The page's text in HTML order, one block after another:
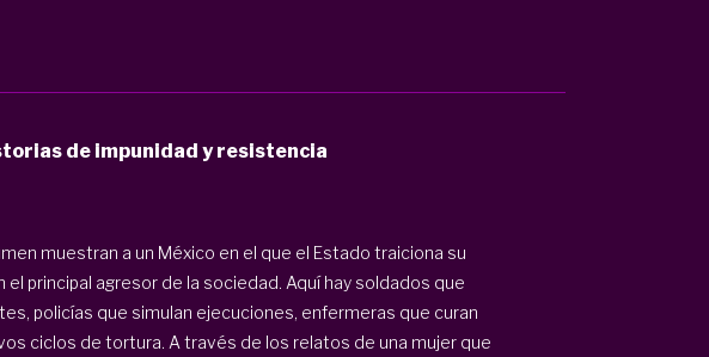
de impunidad y resistencia
muestran a un México en el que el Estado traiciona su
principal agresor de la sociedad. Aquí hay soldados que
policías que simulan ejecuciones, enfermeras que curan
ciclos de tortura. A través de los relatos de una mujer que